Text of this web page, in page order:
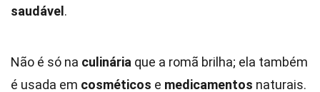
saudável .
Não é só na culinária que a romã brilha; ela também
é usada em cosméticos e medicamentos naturais.